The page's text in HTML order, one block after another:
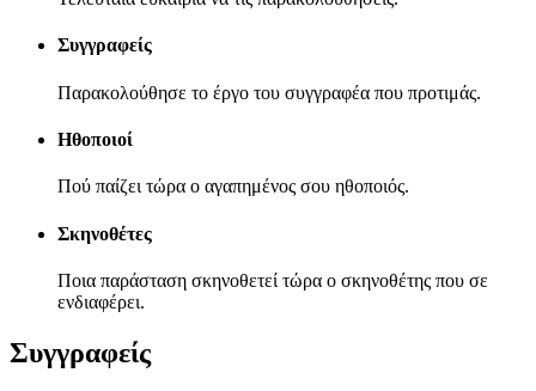
Συγγραφείς
Παρακολούθησε το έργο του συγγραφέα που προτιμάς.
Ηθοποιοί
Πού παίζει τώρα ο αγαπημένος σου ηθοποιός.
Σκηνοθέτες
Ποια παράσταση σκηνοθετεί τώρα ο σκηνοθέτης που σε
ενδιαφέρει.
Συγγραφείς